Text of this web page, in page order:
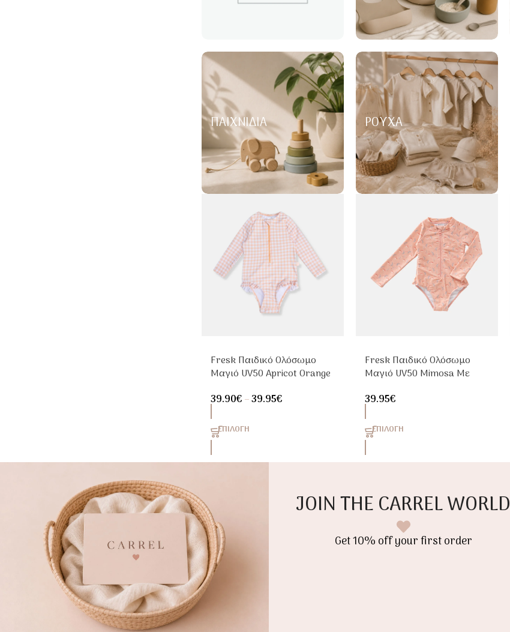
ΠΑΙΧΝΊΔΙΑ ΡΟΎΧΑ
Fresk Παιδικό Ολόσωμο
Μαγιό UV50 Apricot Orange
39.90€–39.95€
ΕΠΙΛΟΓΉ
Fresk Παιδικό Ολόσωμο
Μαγιό UV50 Mimosa Με
39.95€
ΕΠΙΛΟΓΉ
JOIN THE CARREL WORLD
Get 10% off your first order